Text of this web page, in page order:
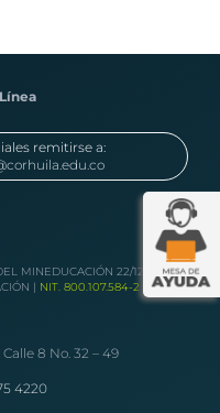
remitirse a:
MINEDUCACIÓN 22/12/1989
| NIT. 800.107.584-2
8 No. 32 – 49
4220